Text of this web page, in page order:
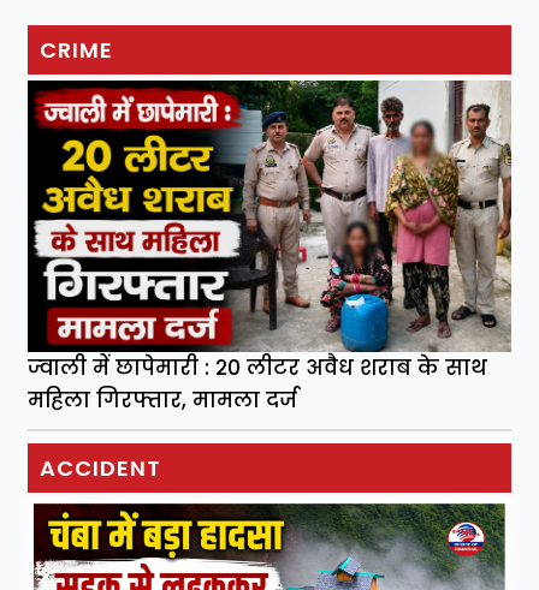
CRIME
ज्वाली में छापेमारी : 20 लीटर अवैध शराब के साथ
महिला गिरफ्तार, मामला दर्ज
ACCIDENT